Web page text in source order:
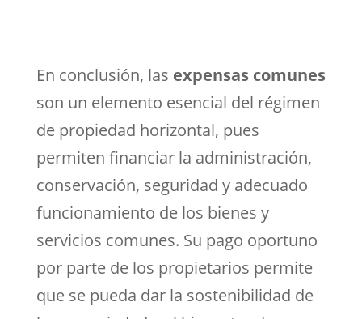
En conclusión, las expensas comunes
son un elemento esencial del régimen
de propiedad horizontal, pues
permiten financiar la administración,
conservación, seguridad y adecuado
funcionamiento de los bienes y
servicios comunes. Su pago oportuno
por parte de los propietarios permite
que se pueda dar la sostenibilidad de